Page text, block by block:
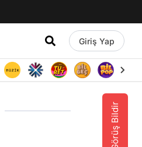
Giriş Yap
Görüş Bildir